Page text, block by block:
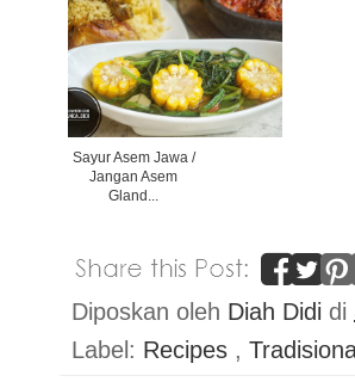
Sayur Asem Jawa /
Jangan Asem
Gland...
Diposkan oleh Diah Didi di
Label: Recipes ,